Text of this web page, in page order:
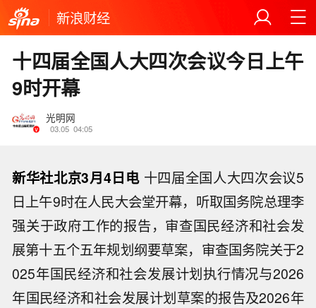
新浪财经
十四届全国人大四次会议今日上午
9时开幕
光明网
03.05 04:05
新华社北京3月4日电 十四届全国人大四次会议5
日上午9时在人民大会堂开幕，听取国务院总理李
强关于政府工作的报告，审查国民经济和社会发
展第十五个五年规划纲要草案，审查国务院关于2
025年国民经济和社会发展计划执行情况与2026
年国民经济和社会发展计划草案的报告及2026年